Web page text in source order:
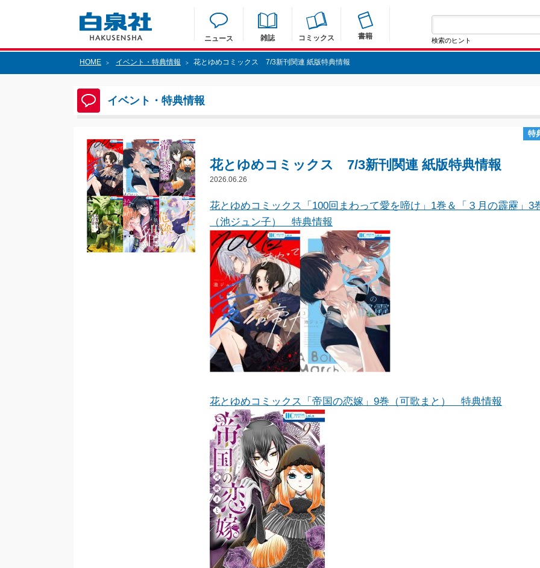
ニュース 雑誌 コミックス 書籍 検索のヒント
HOME > イベント・特典情報 > 花とゆめコミックス 7/3新刊関連 紙版特典情報
イベント・特典情報
特
花とゆめコミックス 7/3新刊関連 紙版特典情報
2026.06.26
花とゆめコミックス「100回まわって愛を啼け」1巻＆「３月の霹靂」3
（池ジュン子） 特典情報
花とゆめコミックス「帝国の恋嫁」9巻（可歌まと） 特典情報